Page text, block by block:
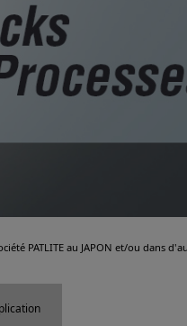
PATLITE au JAPON et/ou dans